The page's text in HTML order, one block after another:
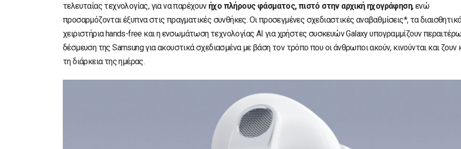
τελευταίας τεχνολογίας, για να παρέχουν ήχο πλήρους φάσματος, πιστό στην αρχική ηχογράφηση, ενώ
προσαρμόζονται έξυπνα στις πραγματικές συνθήκες. Οι προσεγμένες σχεδιαστικές αναβαθμίσεις*, τα
χειριστήρια hands-free και η ενσωμάτωση τεχνολογίας AI για χρήστες συσκευών Galaxy υπογραμμίζουν
δέσμευση της Samsung για ακουστικά σχεδιασμένα με βάση τον τρόπο που οι άνθρωποι ακούν, κινούνται και ζουν
τη διάρκεια της ημέρας.